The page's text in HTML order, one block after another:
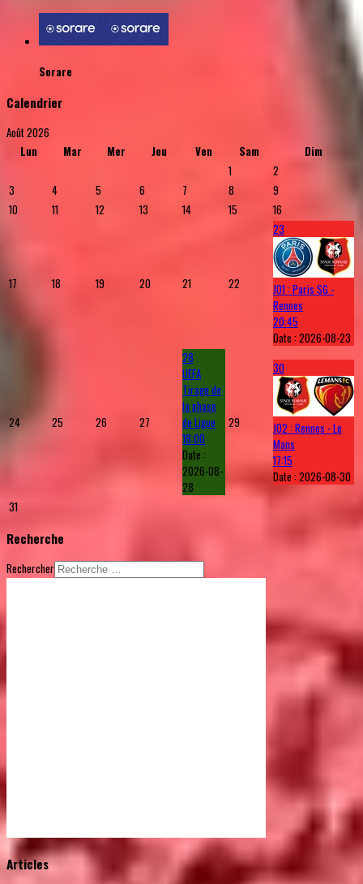
Sorare
Calendrier
Août 2026
Lun
Mar Mer Jeu Ven Sam
Dim
1
2
3
4 5 6 7 8
9
10
11 12 13 14 15 16
17 18 19 20 21 22
23
J01 : Paris SG -
Rennes
20:45
Date :2026-08-23
24 25 26 27
28
UEFA
Tirage de
la phase
de Ligue
18:00
Date :
2026-08-
28
29
30
J02 : Rennes - Le
Mans
17:15
Date :2026-08-30
31
Recherche
Rechercher
© FreeJoomla! 3 Modules
Articles